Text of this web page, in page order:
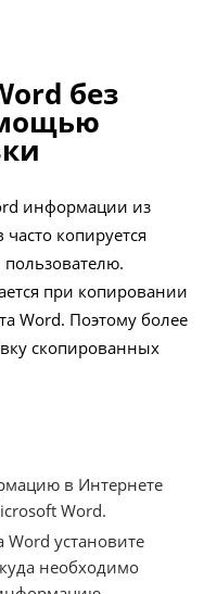
без
информации из
копируется
при копировании
Word. Поэтому более
скопированных
в Интернете
Word.
Word установите
необходимо